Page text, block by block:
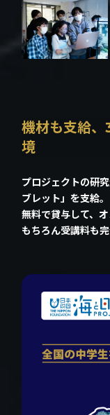
機材も支給
境
プロジェクトの研
ブレット」を支給
無料で貸与して、
もちろん受講料も完